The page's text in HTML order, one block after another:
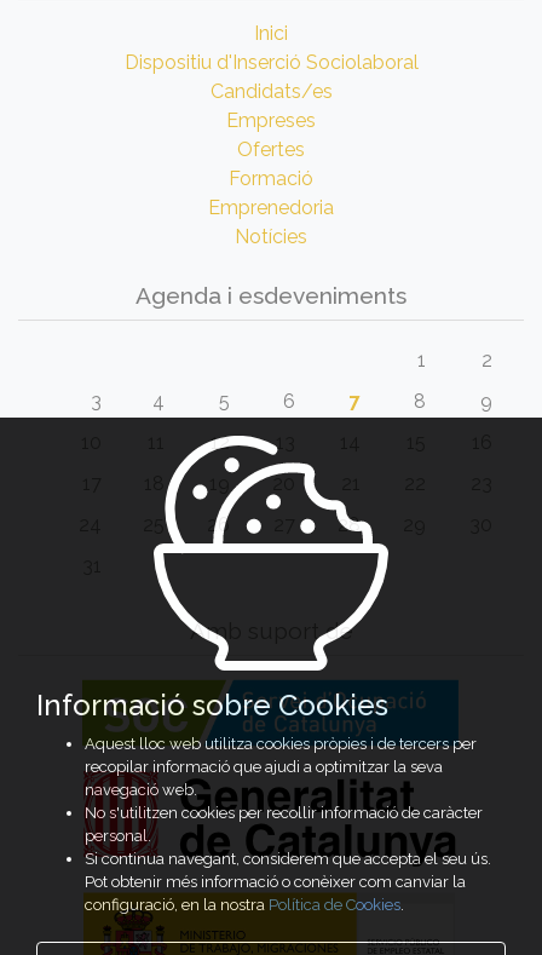
Inici
Dispositiu d'Inserció Sociolaboral
Candidats/es
Empreses
Ofertes
Formació
Emprenedoria
Notícies
Agenda i esdeveniments
1
2
3
4 5 6 7 8
9
12 13
20
26 28
Amb suport de
Informació sobre Cookies
Aquest lloc web utilitza cookies pròpies i de tercers per
recopilar informació que ajudi a optimitzar la seva
navegació web.
No s'utilitzen cookies per recollir informació de caràcter
personal.
Si continua navegant, considerem que accepta el seu ús.
Pot obtenir més informació o conèixer com canviar la
configuració, en la nostra Política de Cookies.